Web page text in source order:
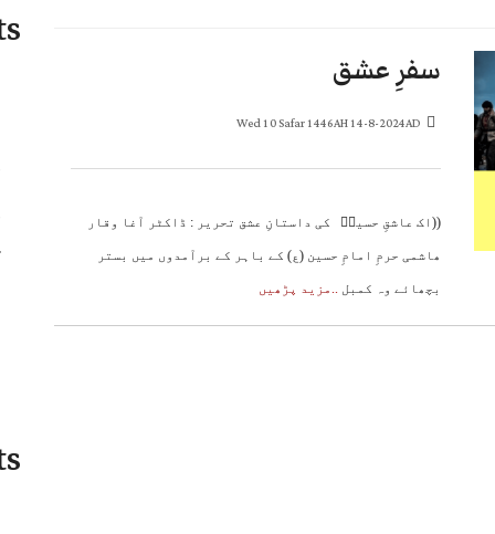
سفرِ عشق
Wed 10 Safar 1446AH 14-8-2024AD
((اک عاشقِ حسینؑ کی داستانِ عشق تحریر : ڈاکٹر آغا وقار
ھاشمی حرمِ امامِ حسین (ع) کے باہر کے برآمدوں میں بستر
بچھائے وہ کمبل ..مزید پڑھیں